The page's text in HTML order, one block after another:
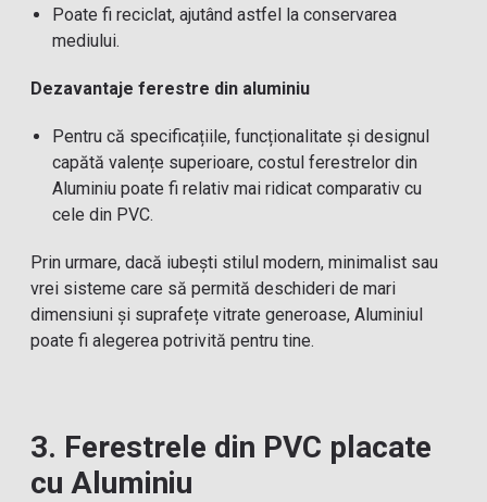
Poate fi reciclat, ajutând astfel la conservarea
mediului.
Dezavantaje ferestre din aluminiu
Pentru că specificațiile, funcționalitate și designul
capătă valențe superioare, costul ferestrelor din
Aluminiu poate fi relativ mai ridicat comparativ cu
cele din PVC.
Prin urmare, dacă iubești stilul modern, minimalist sau
vrei sisteme care să permită deschideri de mari
dimensiuni și suprafețe vitrate generoase, Aluminiul
poate fi alegerea potrivită pentru tine.
3. Ferestrele din PVC placate
cu Aluminiu